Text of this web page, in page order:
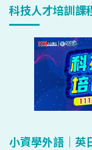
科技人才培訓課
小資學外語｜英